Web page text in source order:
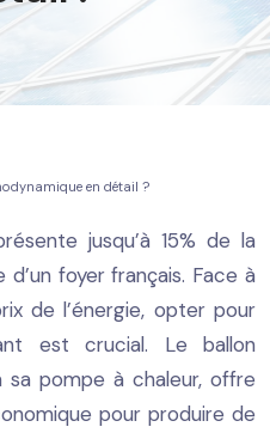
en détail ?
jusqu’à 15% de la
foyer français. Face à
de l’énergie, opter pour
est crucial. Le ballon
sa pompe à chaleur, offre
pour produire de